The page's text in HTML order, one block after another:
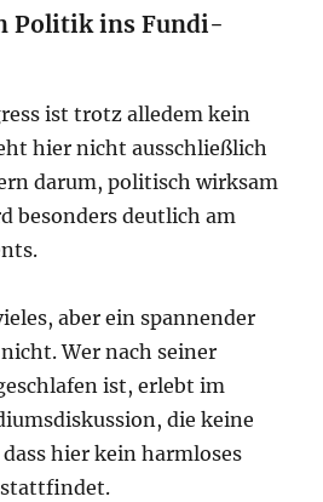
Politik ins Fundi-
ist trotz alledem kein
hier nicht ausschließlich
darum, politisch wirksam
besonders deutlich am
aber ein spannender
Wer nach seiner
ist, erlebt im
die keine
hier kein harmloses
stattfindet.